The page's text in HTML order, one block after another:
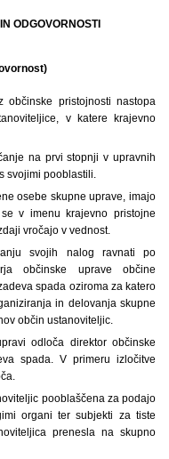
ODGOVORNOSTI
pristojnosti nastopa
v katere krajevno
na prvi stopnji v upravnih
svojimi pooblastili.
osebe skupne uprave, imajo
v imenu krajevno pristojne
vročajo v vednost.
svojih nalog ravnati po
občinske uprave občine
spada oziroma za katero
in delovanja skupne
občin ustanoviteljic.
odloča direktor občinske
spada. V primeru izločitve
pooblaščena za podajo
organi ter subjekti za tiste
prenesla na skupno